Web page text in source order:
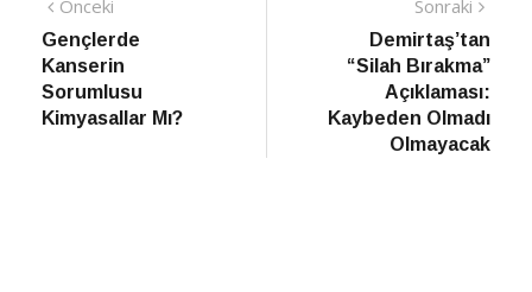
Yazı
gezinmesi
Önceki
haber
Gençlerde
Kanserin
Sorumlusu
Kimyasallar Mı?
Sonraki
Demirtaş’tan
“Silah Bırakma”
Açıklaması:
Kaybeden Olmadı
Olmayacak